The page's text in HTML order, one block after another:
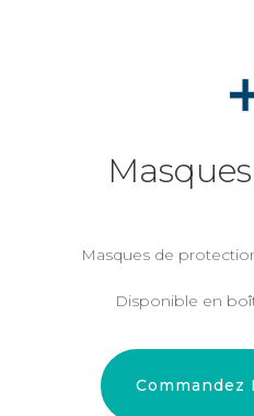
Masques de
Disponible en